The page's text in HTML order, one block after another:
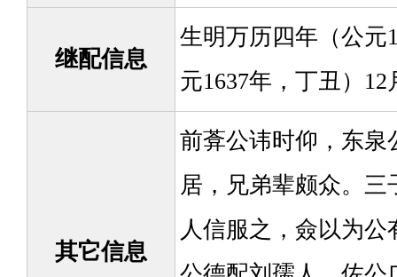
继配信息
生明万历四年（公元
元1637年，丁丑）
其它信息
前葊公讳时仰，东泉
居，兄弟辈颇众。
人信服之，僉以为公